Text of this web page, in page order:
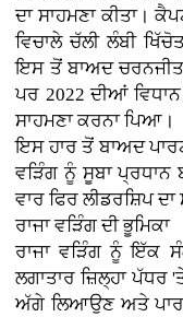
ਦਾ ਸਾਹਮਣਾ ਕੀਤਾ।
ਵਿਚਾਲੇ ਚੱਲੀ ਲੰਬੀ
ਇਸ ਤੋਂ ਬਾਅਦ
ਪਰ 2022 ਦੀਆਂ ਵਿਧਾਨ
ਸਾਹਮਣਾ ਕਰਨਾ ਪਿਆ।
ਇਸ ਹਾਰ ਤੋਂ ਬਾਅਦ
ਵੜਿੰਗ ਨੂੰ ਸੂਬਾ
ਵਾਰ ਫਿਰ ਲੀਡਰਸ਼ਿਪ
ਰਾਜਾ ਵੜਿੰਗ ਦੀ ਭੂਮਿਕਾ
ਰਾਜਾ ਵੜਿੰਗ ਨੂੰ ਇੱਕ
ਲਗਾਤਾਰ ਜ਼ਿਲ੍ਹਾ ਪੱਧਰ
ਅੱਗੇ ਲਿਆਉਣ ਅਤੇ